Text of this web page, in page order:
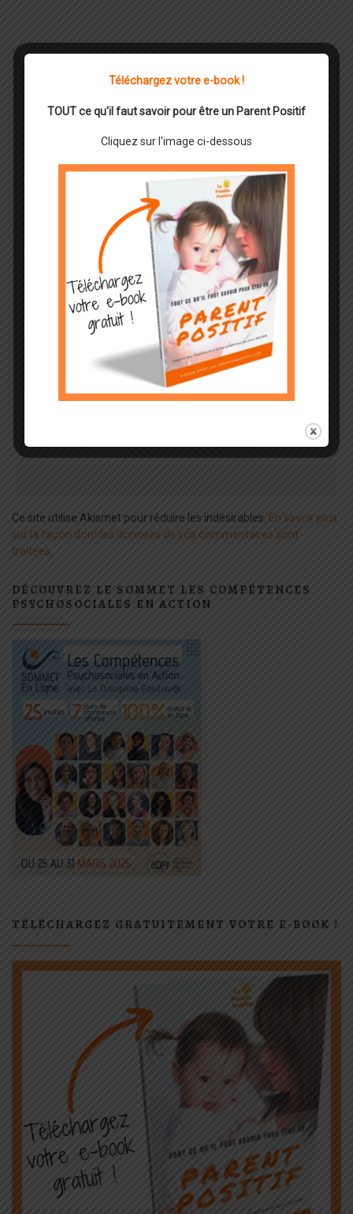
Laisser un commentaire
Ce site utilise Akismet pour réduire les indésirables. En savoir plus
sur la façon dont les données de vos commentaires sont
traitées.
DÉCOUVREZ LE SOMMET LES COMPÉTENCES
PSYCHOSOCIALES EN ACTION
TÉLÉCHARGEZ GRATUITEMENT VOTRE E-BOOK !
Téléchargez votre e-book !
TOUT ce qu'il faut savoir pour être un Parent Positif
Cliquez sur l'image ci-dessous